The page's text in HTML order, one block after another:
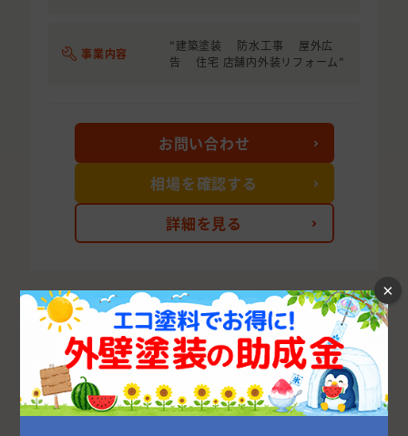
事業内容
"建築塗装 防水工事 屋外広
告 住宅 店舗内外装リフォーム"
詳細を見る
お問い合わせ
相場を確認する
次の10件を表示する
茨城県の市区町村から外壁塗装業者を探す
×